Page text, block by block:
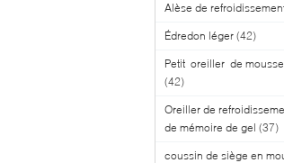
Alèse de
Édredon léger (42)
Petit oreiller de
(42)
Oreiller de
de mémoire de gel (37)
coussin de siège en